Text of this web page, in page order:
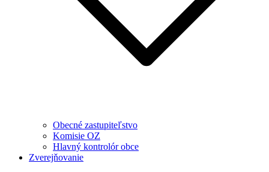
Obecné zastupiteľstvo
Komisie OZ
Hlavný kontrolór obce
Zverejňovanie